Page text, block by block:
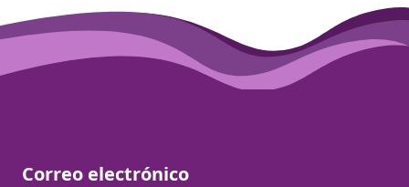
Correo electrónico